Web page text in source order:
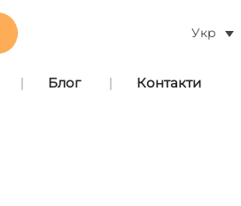
Укр
Блог Контакти